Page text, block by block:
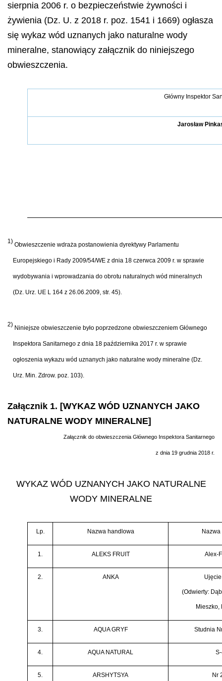
sierpnia 2006 r. o bezpieczeństwie żywności i
żywienia (Dz. U. z 2018 r. poz. 1541 i 1669) ogłasza
się wykaz wód uznanych jako naturalne wody
mineralne, stanowiący załącznik do niniejszego
obwieszczenia.
Główny Inspektor
Jarosław
1) Obwieszczenie wdraża postanowienia dyrektywy Parlamentu
Europejskiego i Rady 2009/54/WE z dnia 18 czerwca 2009 r. w sprawie
wydobywania i wprowadzania do obrotu naturalnych wód mineralnych
(Dz. Urz. UE L 164 z 26.06.2009, str. 45).
2) Niniejsze obwieszczenie było poprzedzone obwieszczeniem Głównego
Inspektora Sanitarnego z dnia 18 października 2017 r. w sprawie
ogłoszenia wykazu wód uznanych jako naturalne wody mineralne (Dz.
Urz. Min. Zdrow. poz. 103).
Załącznik 1. [WYKAZ WÓD UZNANYCH JAKO
NATURALNE WODY MINERALNE]
Załącznik do obwieszczenia Głównego Inspektora Sanitarnego
z dnia 19 grudnia 2018 r.
WYKAZ WÓD UZNANYCH JAKO NATURALNE
WODY MINERALNE
Lp. Nazwa handlowa Nazwa
1. ALEKS FRUIT Alex-
2. ANKA
(Odwierty:
Mieszko,
3. AQUA GRYF Studnia
4. AQUA NATURAL
5. ARSHYTSYA Nr